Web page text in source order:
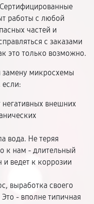
работы с любой
частей и
с заказами
это только возможно.
замену микросхемы
если:
негативных внешних
вода. Не теряя
к нам - длительный
и ведет к коррозии
выработка своего
- вполне типичная